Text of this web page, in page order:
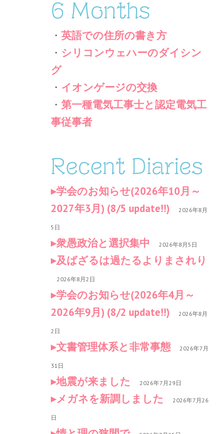
6 Months
・英語での住所の書き方
・ シリコンウェハーのダイシン
グ
・ イオンゲージの交換
・第一種電気工事士と認定電気工
事従事者
Recent Diaries
学会のお知らせ(2026年10月～
2027年3月) (8/5 update!!)
2026年8月
5日
衆愚政治と選択集中 2026年8月5日
及ばざるは過たるよりまされり
2026年8月2日
学会のお知らせ(2026年4月～
2026年9月) (8/2 update!!)
2026年8月
2日
文書管理体系と非常事態 2026年7月
31日
地震が来ました 2026年7月29日
メガネを新調しました 2026年7月26
日